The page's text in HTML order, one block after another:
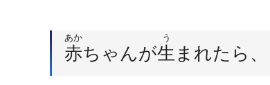
赤
あか
ちゃんが生
う
まれたら、